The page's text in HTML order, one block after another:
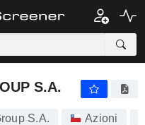
S.A.
S.A. Azioni